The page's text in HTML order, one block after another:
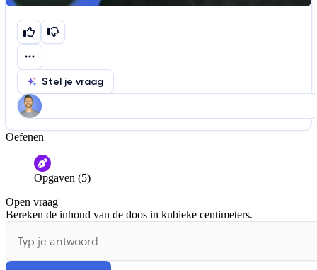
Stel je vraag
Help ons de video te verbeteren
De audio is slecht
Informatie is onjuist
De docent is te langdradig
Oefenen
Opgaven (5)
Open vraag
Bereken de inhoud van de doos in kubieke centimeters.